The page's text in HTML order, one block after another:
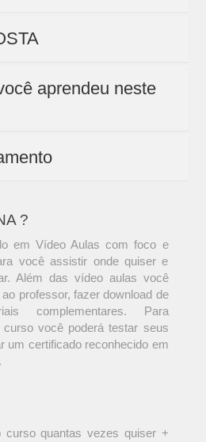
aprendeu neste
?
em Vídeo Aulas com foco e
você assistir onde quiser e
Além das vídeo aulas você
professor, fazer download de
complementares. Para
você poderá testar seus
um certificado reconhecido em
curso quantas vezes quiser +